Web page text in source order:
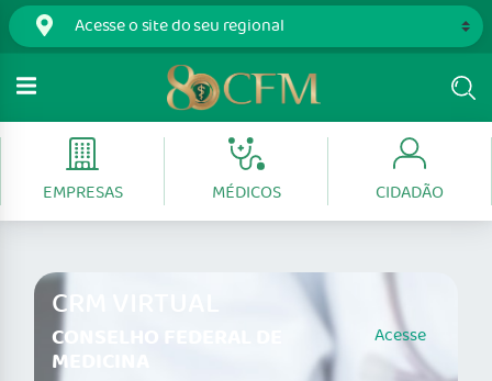
EMPRESAS MÉDICOS CIDADÃO
CRM VIRTUAL
CONSELHO FEDERAL DE
MEDICINA
Acesse